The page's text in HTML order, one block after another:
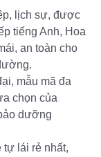
lịch sự, được
tiếng Anh, Hoa
an toàn cho
mẫu mã đa
chọn của
dưỡng
tự lái rẻ nhất,